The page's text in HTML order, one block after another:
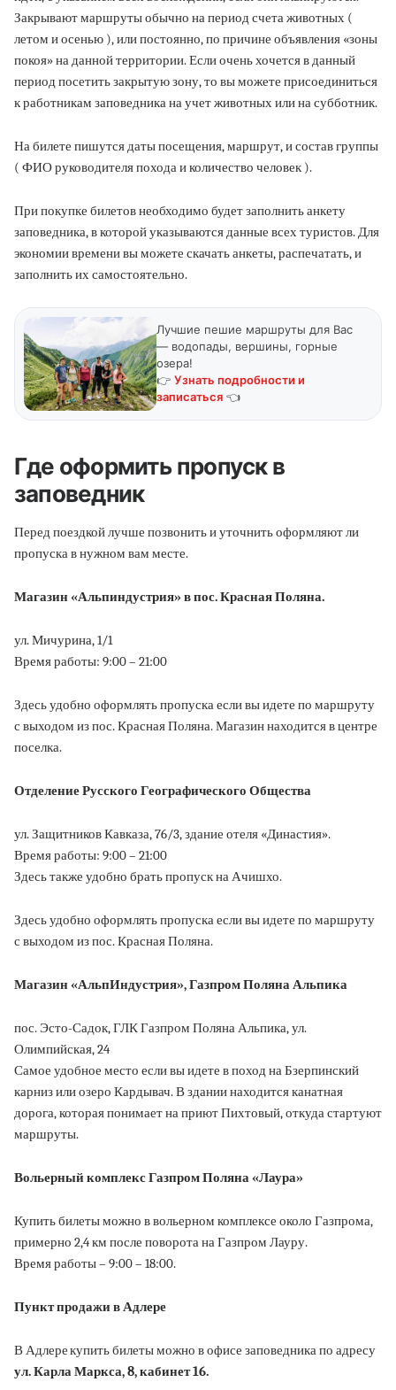
Закрывают маршруты обычно на период счета животных (
летом и осенью ), или постоянно, по причине объявления «зоны
покоя» на данной территории. Если очень хочется в данный
период посетить закрытую зону, то вы можете присоединиться
к работникам заповедника на учет животных или на субботник.
На билете пишутся даты посещения, маршрут, и состав группы
( ФИО руководителя похода и количество человек ).
При покупке билетов необходимо будет заполнить анкету
заповедника, в которой указываются данные всех туристов. Для
экономии времени вы можете скачать анкеты, распечатать, и
заполнить их самостоятельно.
Лучшие пешие маршруты для Вас
— водопады, вершины, горные
озера!
👉 Узнать подробности и
записаться 👈
Где оформить пропуск в
заповедник
Перед поездкой лучше позвонить и уточнить оформляют ли
пропуска в нужном вам месте.
Магазин «Альпиндустрия» в пос. Красная Поляна.
ул. Мичурина, 1/1
Время работы: 9:00 – 21:00
Здесь удобно оформлять пропуска если вы идете по маршруту
с выходом из пос. Красная Поляна. Магазин находится в центре
поселка.
Отделение Русского Географического Общества
ул. Защитников Кавказа, 76/3, здание отеля «Династия».
Время работы: 9:00 – 21:00
Здесь также удобно брать пропуск на Ачишхо.
Здесь удобно оформлять пропуска если вы идете по маршруту
с выходом из пос. Красная Поляна.
Магазин «АльпИндустрия», Газпром Поляна Альпика
пос. Эсто-Садок, ГЛК Газпром Поляна Альпика, ул.
Олимпийская, 24
Самое удобное место если вы идете в поход на Бзерпинский
карниз или озеро Кардывач. В здании находится канатная
дорога, которая понимает на приют Пихтовый, откуда стартуют
маршруты.
Вольерный комплекс Газпром Поляна «Лаура»
Купить билеты можно в вольерном комплексе около Газпрома,
примерно 2,4 км после поворота на Газпром Лауру.
Время работы – 9:00 – 18:00.
Пункт продажи в Адлере
В Адлере купить билеты можно в офисе заповедника по адресу
ул. Карла Маркса, 8, кабинет 16.